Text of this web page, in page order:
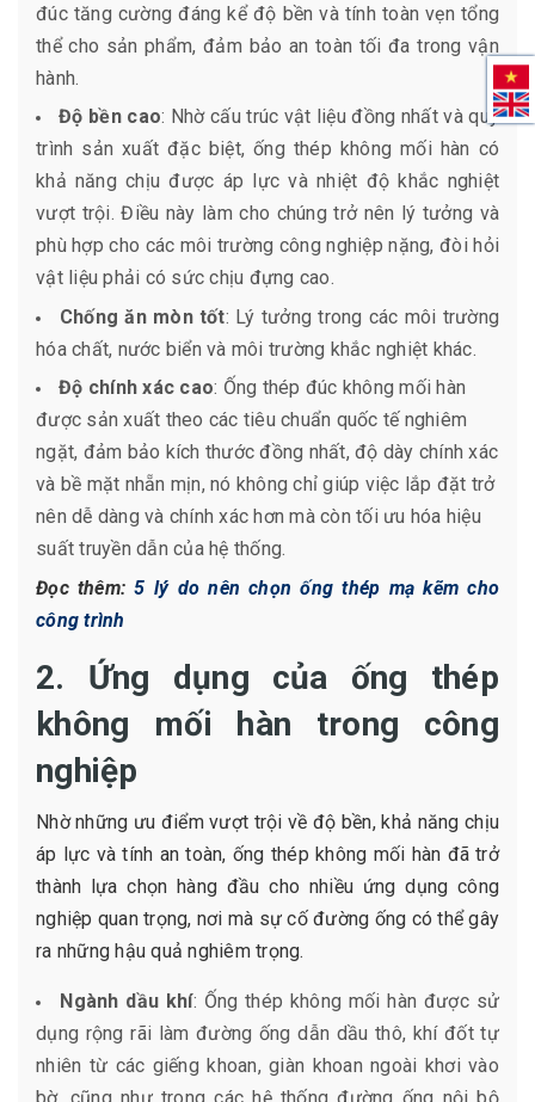
đúc tăng cường đáng kể độ bền và tính toàn vẹn tổng
thể cho sản phẩm, đảm bảo an toàn tối đa trong vận
hành.
Độ bền cao: Nhờ cấu trúc vật liệu đồng nhất và quy
trình sản xuất đặc biệt, ống thép không mối hàn có
khả năng chịu được áp lực và nhiệt độ khắc nghiệt
vượt trội. Điều này làm cho chúng trở nên lý tưởng và
phù hợp cho các môi trường công nghiệp nặng, đòi hỏi
vật liệu phải có sức chịu đựng cao.
Chống ăn mòn tốt: Lý tưởng trong các môi trường
hóa chất, nước biển và môi trường khắc nghiệt khác.
Độ chính xác cao: Ống thép đúc không mối hàn
được sản xuất theo các tiêu chuẩn quốc tế nghiêm
ngặt, đảm bảo kích thước đồng nhất, độ dày chính xác
và bề mặt nhẵn mịn, nó không chỉ giúp việc lắp đặt trở
nên dễ dàng và chính xác hơn mà còn tối ưu hóa hiệu
suất truyền dẫn của hệ thống.
Đọc thêm:5 lý do nên chọn ống thép mạ kẽm cho
công trình
2. Ứng dụng của ống thép
không mối hàn trong công
nghiệp
Nhờ những ưu điểm vượt trội về độ bền, khả năng chịu
áp lực và tính an toàn, ống thép không mối hàn đã trở
thành lựa chọn hàng đầu cho nhiều ứng dụng công
nghiệp quan trọng, nơi mà sự cố đường ống có thể gây
ra những hậu quả nghiêm trọng.
Ngành dầu khí: Ống thép không mối hàn được sử
dụng rộng rãi làm đường ống dẫn dầu thô, khí đốt tự
nhiên từ các giếng khoan, giàn khoan ngoài khơi vào